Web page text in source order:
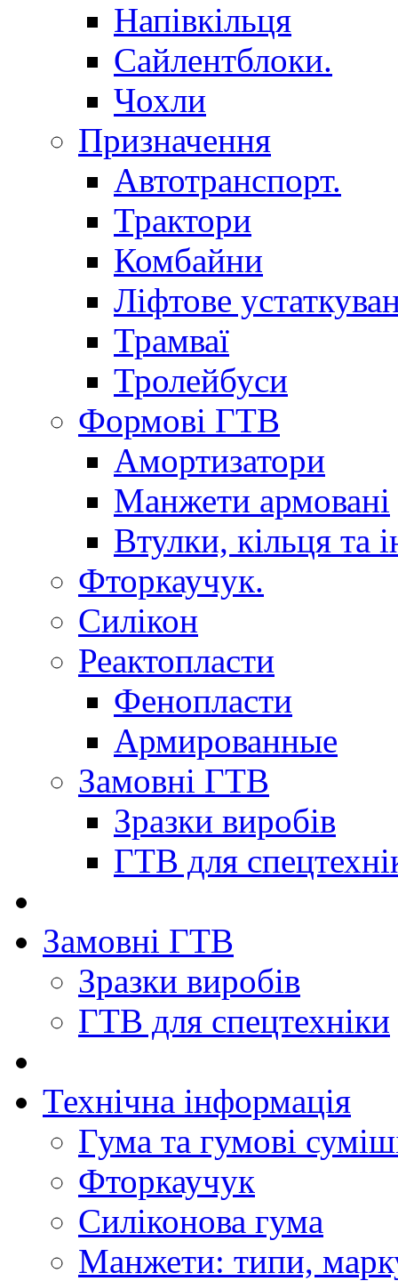
Напівкільця
Сайлентблоки.
Чохли
Призначення
Автотранспорт.
Трактори
Комбайни
Ліфтове
Трамваї
Тролейбуси
Формові ГТВ
Амортизатори
Манжети армовані
Втулки, кільця та
Фторкаучук.
Силікон
Реактопласти
Фенопласти
Армированные
Замовні ГТВ
Зразки виробів
ГТВ для
Замовні ГТВ
Зразки виробів
ГТВ для спецтехніки
Технічна інформація
Гума та гумові
Фторкаучук
Силіконова гума
Манжети: типи,